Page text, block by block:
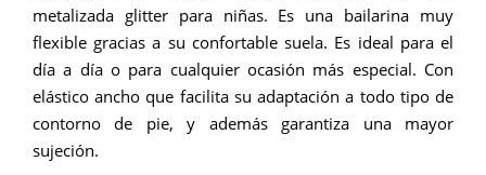
metalizada glitter para niñas. Es una bailarina muy
flexible gracias a su confortable suela. Es ideal para el
día a día o para cualquier ocasión más especial. Con
elástico ancho que facilita su adaptación a todo tipo de
contorno de pie, y además garantiza una mayor
sujeción.